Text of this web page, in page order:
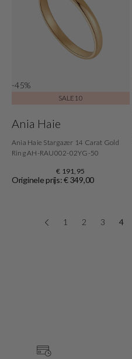
-45%
SALE10
Ania Haie
Ania Haie Stargazer 14 Carat Gold
Ring AH-RAU002-02YG-50
€ 191,95
Originele prijs: € 349,00
1 2 3 4